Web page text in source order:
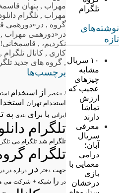
تلگرام
نوشته‌های
تازه
۱۰ سریال
مشابه
چیزهای
عجیب که
ارزش
تماشا
دارند
معرفی
سریال
آبان؛
درامی
معمایی با
بازی
درخشان
مهراب , پنهان
مهراب , تلگرام
گروه , در«دورهمی
در«دورهمی مهراب ,
نکردیم، , قاسمخانی!
کاری , کانال تلگرام ,
, گروه های جدید
برچسب‌ها
/ «عصر از استخدام
استخدام تهران
ایرانی با برای بندی به
تلگرام
تلگرام شد تلگرام می
تلگرام
جهت دختر در درباره در در
در
را شبکه + شرکت می